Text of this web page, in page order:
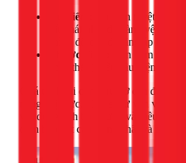
Ưu điểm:
An toàn tuyệt đối,
cấu mái nhà, dễ dàng vệ sinh
chỉnh độ cao để tăng áp lực
Nhược điểm:
Tốn kém chi
hoặc thép), yêu cầu diện tích
Quá trình thi công trụ đỡ cần được
năng chịu lực. 1Fix sẽ tư vấn và
với dung tích bồn nước và điều kiện
đảm bảo kết cấu vững chãi và an toàn.